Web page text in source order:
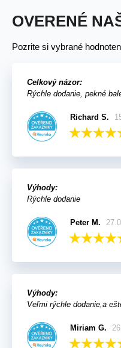
OVERENÉ
Pozrite si vybrané
Celkový názor:
Rýchle dodanie, pekné
Richard S.
Výhody:
Rýchle dodanie
Peter M.
Výhody:
Veľmi rýchle dodanie,a
Miriam G.